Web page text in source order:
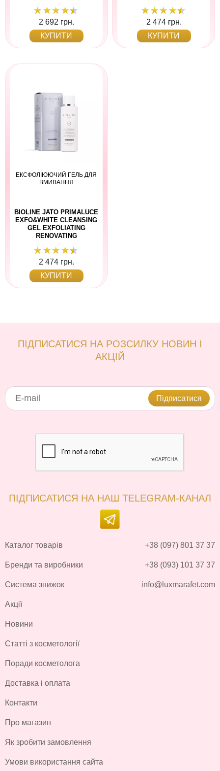
2 692 грн.
КУПИТИ
2 474 грн.
КУПИТИ
ЕКСФОЛІЮЮЧИЙ ГЕЛЬ ДЛЯ
ВМИВАННЯ
BIOLINE JATO PRIMALUCE
EXFO&WHITE CLEANSING
GEL EXFOLIATING
RENOVATING
2 474 грн.
КУПИТИ
ПІДПИСАТИСЯ НА РОЗСИЛКУ НОВИН І
АКЦІЙ
Підписатися
ПІДПИСАТИСЯ НА НАШ TELEGRAM-КАНАЛ
Каталог товарів
Бренди та виробники
Система знижок
Акції
Новини
Статті з косметології
Поради косметолога
Доставка і оплата
Контакти
Про магазин
Як зробити замовлення
Умови використання сайта
+38 (097) 801 37 37
+38 (093) 101 37 37
info@luxmarafet.com